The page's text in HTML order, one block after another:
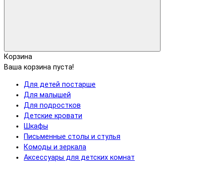
Корзина
Ваша корзина пуста!
Для детей постарше
Для малышей
Для подростков
Детские кровати
Шкафы
Письменные столы и стулья
Комоды и зеркала
Аксессуары для детских комнат